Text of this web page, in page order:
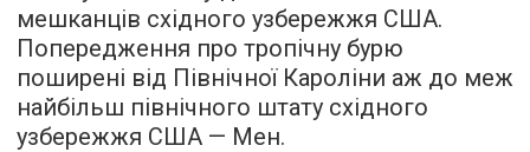
мешканців східного узбережжя США.
Попередження про тропічну бурю
поширені від Північної Кароліни аж до меж
найбільш північного штату східного
узбережжя США — Мен.